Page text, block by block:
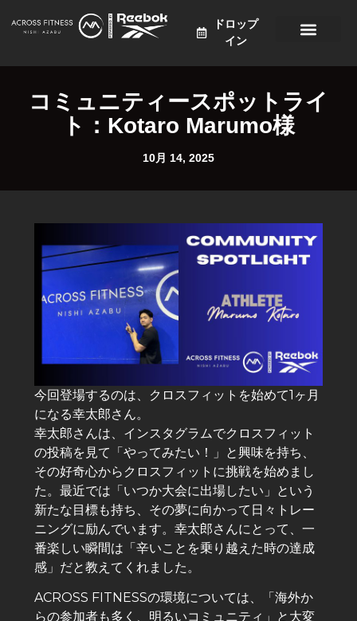
ドロップ
イン
コミュニティースポットライ
ト：Kotaro Marumo様
10月 14, 2025
今回登場するのは、クロスフィットを始めて1ヶ月
になる幸太郎さん。
幸太郎さんは、インスタグラムでクロスフィット
の投稿を見て「やってみたい！」と興味を持ち、
その好奇心からクロスフィットに挑戦を始めまし
た。最近では「いつか大会に出場したい」という
新たな目標も持ち、その夢に向かって日々トレー
ニングに励んでいます。幸太郎さんにとって、一
番楽しい瞬間は「辛いことを乗り越えた時の達成
感」だと教えてくれました。
ACROSS FITNESSの環境については、「海外か
らの参加者も多く、明るいコミュニティ」と大変